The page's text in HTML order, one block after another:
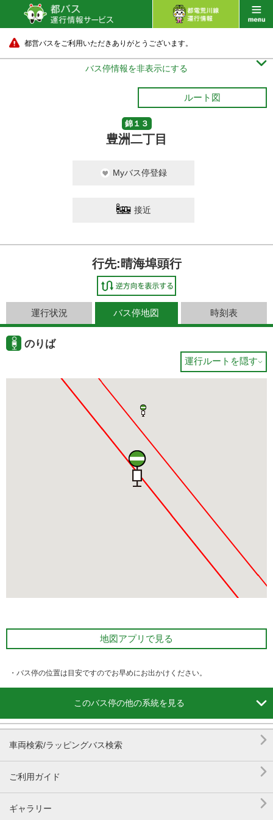
都営バスをご利用いただきありがとうございます。
バス停情報を非表示にする 
ルート図
錦１３
豊洲二丁目
Myバス停登録
接近
行先:晴海埠頭行
運行状況 バス停地図 時刻表
のりば
運行ルートを隠す
地図アプリで見る
・バス停の位置は目安ですのでお早めにお出かけください。
このバス停の他の系統を見る 
車両検索/ラッピングバス検索 
ご利用ガイド 
ギャラリー 